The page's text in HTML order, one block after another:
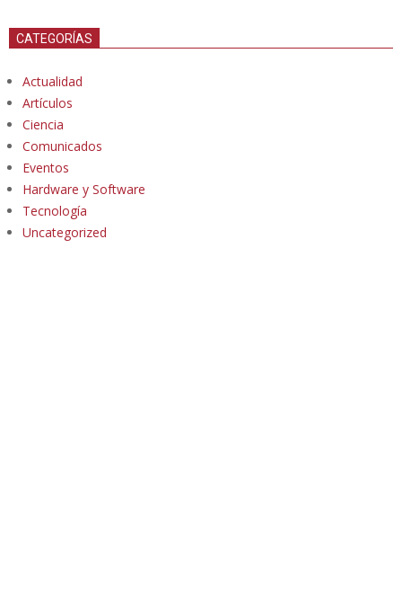
CATEGORÍAS
Actualidad
Artículos
Ciencia
Comunicados
Eventos
Hardware y Software
Tecnología
Uncategorized